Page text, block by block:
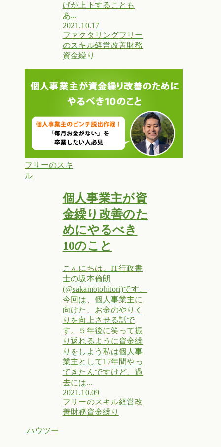
げが上下することも
あ...
2021.10.17
ファクタリングフリー
のスキル経営改善財務
資金繰り
フリーのスキ
ル
個人事業主が資
金繰り改善のた
めにやるべき
10のこと
こんにちは、IT行政書
士の坂本倫朗
(@sakamotohitori)です。
今回は、個人事業主に
向けた、お金のやりく
りを向上させる話で
す。５年後に笑って振
り返れるように資金繰
りをしよう私は個人事
業主として17年間やっ
てきたんですけど、過
去には...
2021.10.09
フリーのスキル経営改
善財務資金繰り
ハウツー